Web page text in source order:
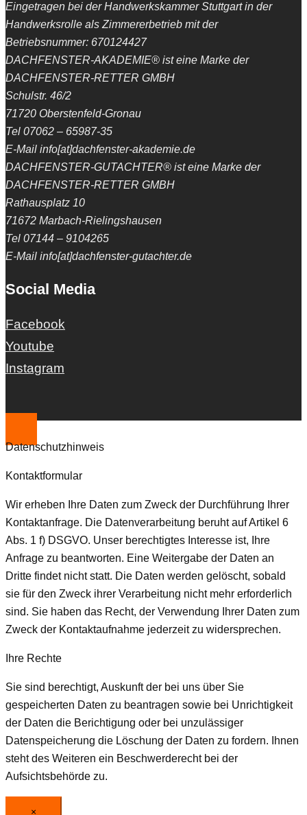
Eingetragen bei der Handwerkskammer Stuttgart in der
Handwerksrolle als Zimmererbetrieb mit der
Betriebsnummer: 670124427
DACHFENSTER-AKADEMIE® ist eine Marke der
DACHFENSTER-RETTER GMBH
Schulstr. 46/2
71720 Oberstenfeld-Gronau
Tel 07062 – 65987-35
E-Mail info[at]dachfenster-akademie.de
DACHFENSTER-GUTACHTER® ist eine Marke der
DACHFENSTER-RETTER GMBH
Rathausplatz 10
71672 Marbach-Rielingshausen
Tel 07144 – 9104265
E-Mail info[at]dachfenster-gutachter.de
Social Media
Facebook
Youtube
Instagram
Datenschutzhinweis
Kontaktformular
Wir erheben Ihre Daten zum Zweck der Durchführung Ihrer
Kontaktanfrage. Die Datenverarbeitung beruht auf Artikel 6
Abs. 1 f) DSGVO. Unser berechtigtes Interesse ist, Ihre
Anfrage zu beantworten. Eine Weitergabe der Daten an
Dritte findet nicht statt. Die Daten werden gelöscht, sobald
sie für den Zweck ihrer Verarbeitung nicht mehr erforderlich
sind. Sie haben das Recht, der Verwendung Ihrer Daten zum
Zweck der Kontaktaufnahme jederzeit zu widersprechen.
Ihre Rechte
Sie sind berechtigt, Auskunft der bei uns über Sie
gespeicherten Daten zu beantragen sowie bei Unrichtigkeit
der Daten die Berichtigung oder bei unzulässiger
Datenspeicherung die Löschung der Daten zu fordern. Ihnen
steht des Weiteren ein Beschwerderecht bei der
Aufsichtsbehörde zu.
×